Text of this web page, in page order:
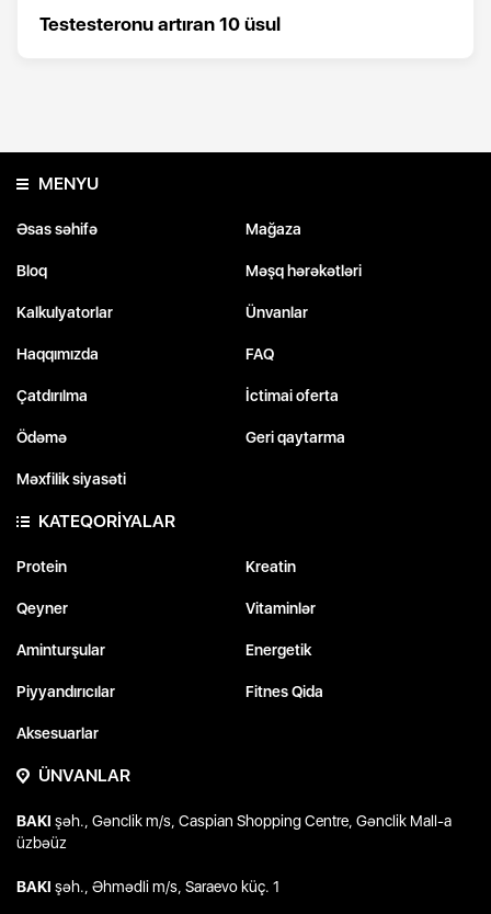
Testesteronu artıran 10 üsul
MENYU
Əsas səhifə Mağaza
Bloq Məşq hərəkətləri
Kalkulyatorlar Ünvanlar
Haqqımızda FAQ
Çatdırılma İctimai oferta
Ödəmə Geri qaytarma
Məxfilik siyasəti
KATEQORİYALAR
Protein Kreatin
Qeyner Vitaminlər
Aminturşular Energetik
Piyyandırıcılar Fitnes Qida
Aksesuarlar
ÜNVANLAR
BAKI şəh., Gənclik m/s, Caspian Shopping Centre, Gənclik Mall-a
üzbəüz
BAKI şəh., Əhmədli m/s, Saraevo küç. 1